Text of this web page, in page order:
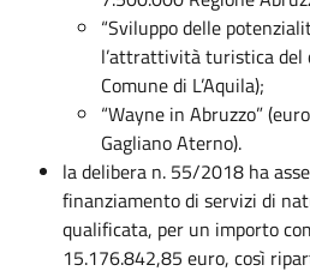
“Sviluppo delle
l’attrattività turistica del
Comune di L’Aquila);
“Wayne in Abruzzo”
Gagliano Aterno).
la delibera n. 55/2018 ha
finanziamento di servizi di
qualificata, per un importo
15.176.842,85 euro, così